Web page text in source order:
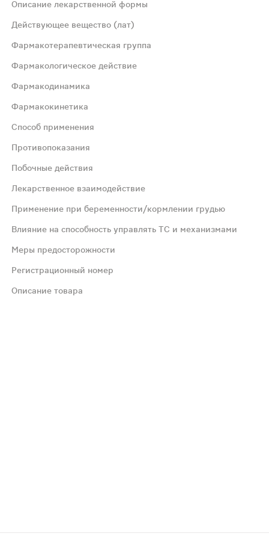
происходит предупреждение краевого скопления
главным образом в печени. Выводится почками.
жидкостью, наносят небольшое
поражений кожи и атрофических изменений
Описание лекарственной формы
Действующее вещество (лат)
Фармакотерапевтическая группа
Фармакологическое действие
Фармакодинамика
Фармакокинетика
Способ применения
Противопоказания
Побочные действия
Лекарственное взаимодействие
Применение при беременности/кормлении грудью
Влияние на способность управлять ТС и механизмами
Меры предосторожности
Регистрационный номер
Описание товара